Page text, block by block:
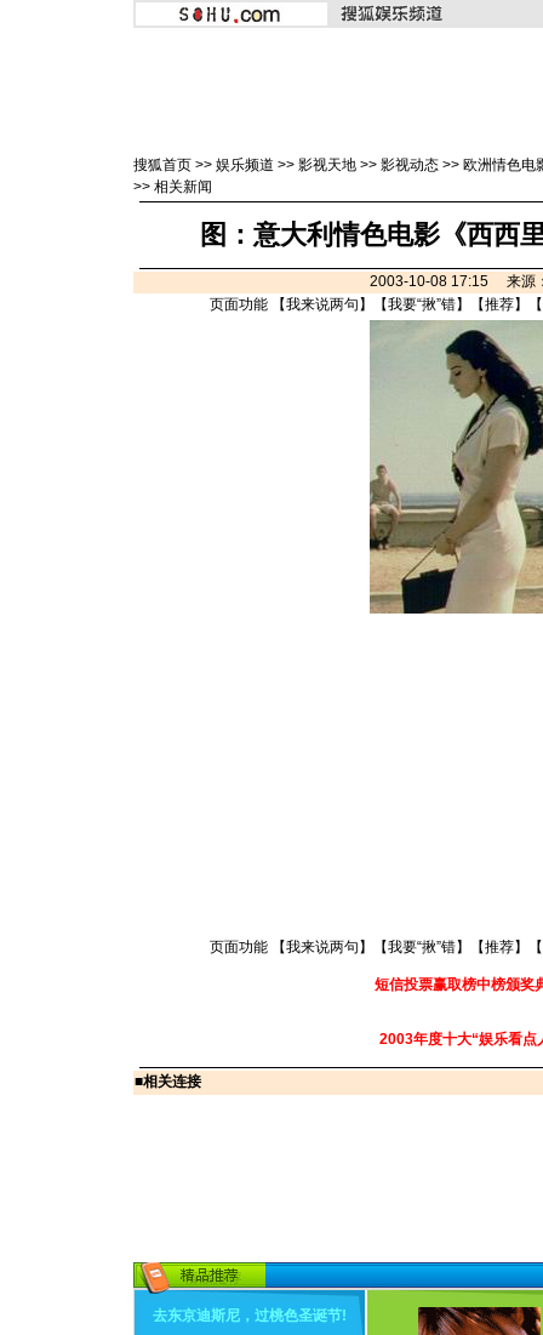
搜狐首页 >> 娱乐频道 >> 影视天地 >> 影视动态 >> 欧洲情色电
>> 相关新闻
图：意大利情色电影《西西
2003-10-08 17:15 来源
页面功能 【我来说两句 】【我要“揪”错】【推荐】
页面功能 【我来说两句 】【我要“揪”错】【推荐】
短信投票赢取榜中榜颁奖
2003年度十大“娱乐看点
■相关连接
去东京迪斯尼，过桃色圣诞节!